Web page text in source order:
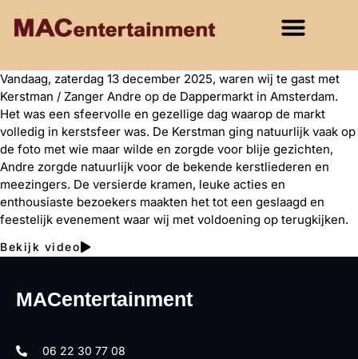
Vandaag, zaterdag 13 december 2025, waren wij te gast met
Kerstman / Zanger Andre op de Dappermarkt in Amsterdam.
Het was een sfeervolle en gezellige dag waarop de markt
volledig in kerstsfeer was. De Kerstman ging natuurlijk vaak op
de foto met wie maar wilde en zorgde voor blije gezichten,
Andre zorgde natuurlijk voor de bekende kerstliederen en
meezingers. De versierde kramen, leuke acties en
enthousiaste bezoekers maakten het tot een geslaagd en
feestelijk evenement waar wij met voldoening op terugkijken.
Bekijk video
MACentertainment
06 22 30 77 08